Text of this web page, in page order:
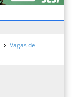
Vagas de